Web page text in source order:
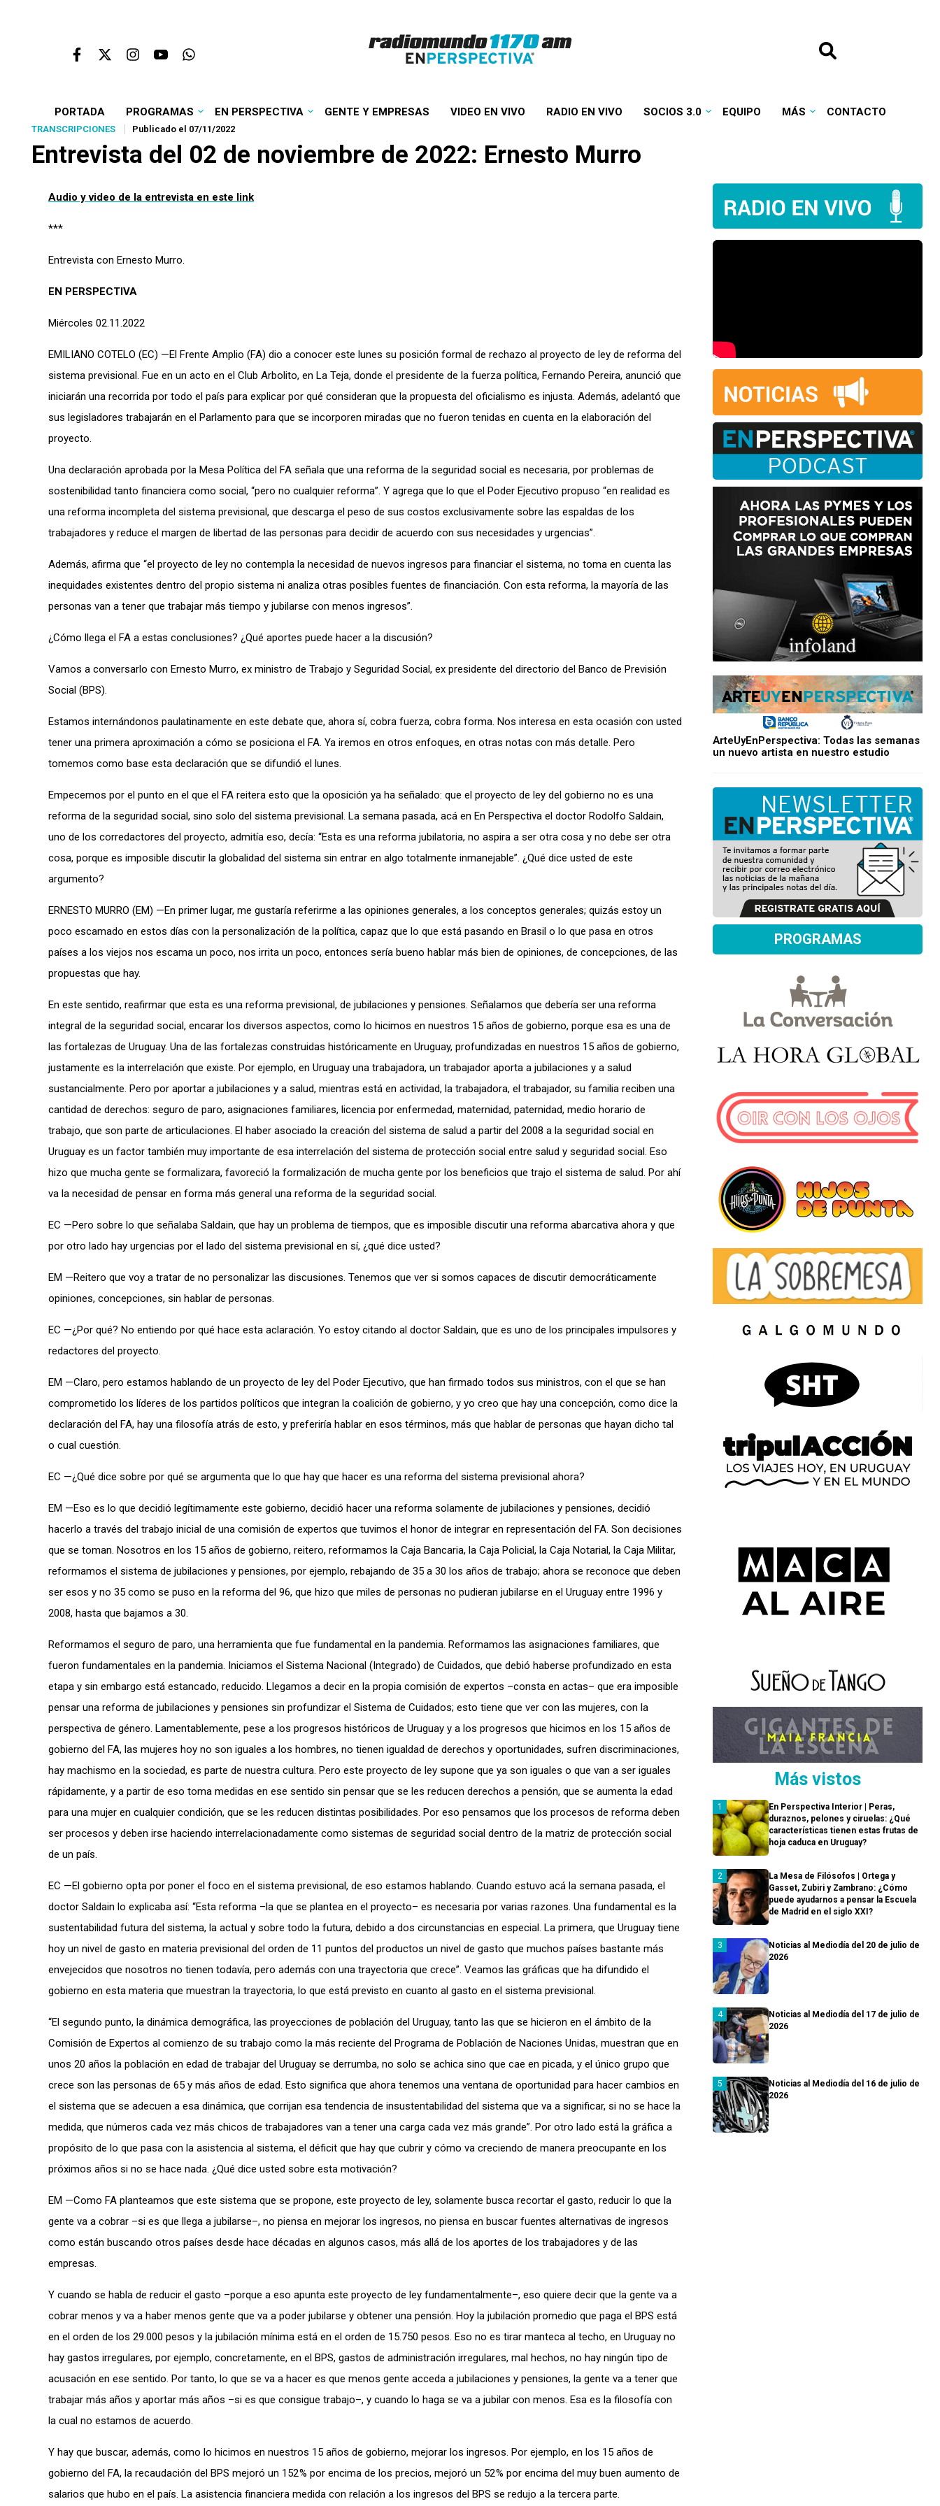
PORTADA PROGRAMAS EN PERSPECTIVA GENTE Y EMPRESAS VIDEO EN VIVO RADIO EN VIVO SOCIOS 3.0 EQUIPO MÁS CONTACTO
TRANSCRIPCIONES Publicado el 07/11/2022
Entrevista del 02 de noviembre de 2022: Ernesto Murro
Audio y video de la entrevista en este link
***
Entrevista con Ernesto Murro.
EN PERSPECTIVA
Miércoles 02.11.2022
EMILIANO COTELO (EC) —El Frente Amplio (FA) dio a conocer este lunes su posición formal de rechazo al proyecto de ley de reforma del
sistema previsional. Fue en un acto en el Club Arbolito, en La Teja, donde el presidente de la fuerza política, Fernando Pereira, anunció que
iniciarán una recorrida por todo el país para explicar por qué consideran que la propuesta del oficialismo es injusta. Además, adelantó que
sus legisladores trabajarán en el Parlamento para que se incorporen miradas que no fueron tenidas en cuenta en la elaboración del
proyecto.
Una declaración aprobada por la Mesa Política del FA señala que una reforma de la seguridad social es necesaria, por problemas de
sostenibilidad tanto financiera como social, “pero no cualquier reforma”. Y agrega que lo que el Poder Ejecutivo propuso “en realidad es
una reforma incompleta del sistema previsional, que descarga el peso de sus costos exclusivamente sobre las espaldas de los
trabajadores y reduce el margen de libertad de las personas para decidir de acuerdo con sus necesidades y urgencias”.
Además, afirma que “el proyecto de ley no contempla la necesidad de nuevos ingresos para financiar el sistema, no toma en cuenta las
inequidades existentes dentro del propio sistema ni analiza otras posibles fuentes de financiación. Con esta reforma, la mayoría de las
personas van a tener que trabajar más tiempo y jubilarse con menos ingresos”.
¿Cómo llega el FA a estas conclusiones? ¿Qué aportes puede hacer a la discusión?
Vamos a conversarlo con Ernesto Murro, ex ministro de Trabajo y Seguridad Social, ex presidente del directorio del Banco de Previsión
Social (BPS).
Estamos internándonos paulatinamente en este debate que, ahora sí, cobra fuerza, cobra forma. Nos interesa en esta ocasión con usted
tener una primera aproximación a cómo se posiciona el FA. Ya iremos en otros enfoques, en otras notas con más detalle. Pero
tomemos como base esta declaración que se difundió el lunes.
Empecemos por el punto en el que el FA reitera esto que la oposición ya ha señalado: que el proyecto de ley del gobierno no es una
reforma de la seguridad social, sino solo del sistema previsional. La semana pasada, acá en En Perspectiva el doctor Rodolfo Saldain,
uno de los corredactores del proyecto, admitía eso, decía: “Esta es una reforma jubilatoria, no aspira a ser otra cosa y no debe ser otra
cosa, porque es imposible discutir la globalidad del sistema sin entrar en algo totalmente inmanejable”. ¿Qué dice usted de este
argumento?
ERNESTO MURRO (EM) —En primer lugar, me gustaría referirme a las opiniones generales, a los conceptos generales; quizás estoy un
poco escamado en estos días con la personalización de la política, capaz que lo que está pasando en Brasil o lo que pasa en otros
países a los viejos nos escama un poco, nos irrita un poco, entonces sería bueno hablar más bien de opiniones, de concepciones, de las
propuestas que hay.
En este sentido, reafirmar que esta es una reforma previsional, de jubilaciones y pensiones. Señalamos que debería ser una reforma
integral de la seguridad social, encarar los diversos aspectos, como lo hicimos en nuestros 15 años de gobierno, porque esa es una de
las fortalezas de Uruguay. Una de las fortalezas construidas históricamente en Uruguay, profundizadas en nuestros 15 años de gobierno,
justamente es la interrelación que existe. Por ejemplo, en Uruguay una trabajadora, un trabajador aporta a jubilaciones y a salud
sustancialmente. Pero por aportar a jubilaciones y a salud, mientras está en actividad, la trabajadora, el trabajador, su familia reciben una
cantidad de derechos: seguro de paro, asignaciones familiares, licencia por enfermedad, maternidad, paternidad, medio horario de
trabajo, que son parte de articulaciones. El haber asociado la creación del sistema de salud a partir del 2008 a la seguridad social en
Uruguay es un factor también muy importante de esa interrelación del sistema de protección social entre salud y seguridad social. Eso
hizo que mucha gente se formalizara, favoreció la formalización de mucha gente por los beneficios que trajo el sistema de salud. Por ahí
va la necesidad de pensar en forma más general una reforma de la seguridad social.
EC —Pero sobre lo que señalaba Saldain, que hay un problema de tiempos, que es imposible discutir una reforma abarcativa ahora y que
por otro lado hay urgencias por el lado del sistema previsional en sí, ¿qué dice usted?
EM —Reitero que voy a tratar de no personalizar las discusiones. Tenemos que ver si somos capaces de discutir democráticamente
opiniones, concepciones, sin hablar de personas.
EC —¿Por qué? No entiendo por qué hace esta aclaración. Yo estoy citando al doctor Saldain, que es uno de los principales impulsores y
redactores del proyecto.
EM —Claro, pero estamos hablando de un proyecto de ley del Poder Ejecutivo, que han firmado todos sus ministros, con el que se han
comprometido los líderes de los partidos políticos que integran la coalición de gobierno, y yo creo que hay una concepción, como dice la
declaración del FA, hay una filosofía atrás de esto, y preferiría hablar en esos términos, más que hablar de personas que hayan dicho tal
o cual cuestión.
EC —¿Qué dice sobre por qué se argumenta que lo que hay que hacer es una reforma del sistema previsional ahora?
EM —Eso es lo que decidió legítimamente este gobierno, decidió hacer una reforma solamente de jubilaciones y pensiones, decidió
hacerlo a través del trabajo inicial de una comisión de expertos que tuvimos el honor de integrar en representación del FA. Son decisiones
que se toman. Nosotros en los 15 años de gobierno, reitero, reformamos la Caja Bancaria, la Caja Policial, la Caja Notarial, la Caja Militar,
reformamos el sistema de jubilaciones y pensiones, por ejemplo, rebajando de 35 a 30 los años de trabajo; ahora se reconoce que deben
ser esos y no 35 como se puso en la reforma del 96, que hizo que miles de personas no pudieran jubilarse en el Uruguay entre 1996 y
2008, hasta que bajamos a 30.
Reformamos el seguro de paro, una herramienta que fue fundamental en la pandemia. Reformamos las asignaciones familiares, que
fueron fundamentales en la pandemia. Iniciamos el Sistema Nacional (Integrado) de Cuidados, que debió haberse profundizado en esta
etapa y sin embargo está estancado, reducido. Llegamos a decir en la propia comisión de expertos –consta en actas– que era imposible
pensar una reforma de jubilaciones y pensiones sin profundizar el Sistema de Cuidados; esto tiene que ver con las mujeres, con la
perspectiva de género. Lamentablemente, pese a los progresos históricos de Uruguay y a los progresos que hicimos en los 15 años de
gobierno del FA, las mujeres hoy no son iguales a los hombres, no tienen igualdad de derechos y oportunidades, sufren discriminaciones,
hay machismo en la sociedad, es parte de nuestra cultura. Pero este proyecto de ley supone que ya son iguales o que van a ser iguales
rápidamente, y a partir de eso toma medidas en ese sentido sin pensar que se les reducen derechos a pensión, que se aumenta la edad
para una mujer en cualquier condición, que se les reducen distintas posibilidades. Por eso pensamos que los procesos de reforma deben
ser procesos y deben irse haciendo interrelacionadamente como sistemas de seguridad social dentro de la matriz de protección social
de un país.
EC —El gobierno opta por poner el foco en el sistema previsional, de eso estamos hablando. Cuando estuvo acá la semana pasada, el
doctor Saldain lo explicaba así: “Esta reforma –la que se plantea en el proyecto– es necesaria por varias razones. Una fundamental es la
sustentabilidad futura del sistema, la actual y sobre todo la futura, debido a dos circunstancias en especial. La primera, que Uruguay tiene
hoy un nivel de gasto en materia previsional del orden de 11 puntos del productos un nivel de gasto que muchos países bastante más
envejecidos que nosotros no tienen todavía, pero además con una trayectoria que crece”. Veamos las gráficas que ha difundido el
gobierno en esta materia que muestran la trayectoria, lo que está previsto en cuanto al gasto en el sistema previsional.
“El segundo punto, la dinámica demográfica, las proyecciones de población del Uruguay, tanto las que se hicieron en el ámbito de la
Comisión de Expertos al comienzo de su trabajo como la más reciente del Programa de Población de Naciones Unidas, muestran que en
unos 20 años la población en edad de trabajar del Uruguay se derrumba, no solo se achica sino que cae en picada, y el único grupo que
crece son las personas de 65 y más años de edad. Esto significa que ahora tenemos una ventana de oportunidad para hacer cambios en
el sistema que se adecuen a esa dinámica, que corrijan esa tendencia de insustentabilidad del sistema que va a significar, si no se hace la
medida, que números cada vez más chicos de trabajadores van a tener una carga cada vez más grande”. Por otro lado está la gráfica a
propósito de lo que pasa con la asistencia al sistema, el déficit que hay que cubrir y cómo va creciendo de manera preocupante en los
próximos años si no se hace nada. ¿Qué dice usted sobre esta motivación?
EM —Como FA planteamos que este sistema que se propone, este proyecto de ley, solamente busca recortar el gasto, reducir lo que la
gente va a cobrar –si es que llega a jubilarse–, no piensa en mejorar los ingresos, no piensa en buscar fuentes alternativas de ingresos
como están buscando otros países desde hace décadas en algunos casos, más allá de los aportes de los trabajadores y de las
empresas.
Y cuando se habla de reducir el gasto –porque a eso apunta este proyecto de ley fundamentalmente–, eso quiere decir que la gente va a
cobrar menos y va a haber menos gente que va a poder jubilarse y obtener una pensión. Hoy la jubilación promedio que paga el BPS está
en el orden de los 29.000 pesos y la jubilación mínima está en el orden de 15.750 pesos. Eso no es tirar manteca al techo, en Uruguay no
hay gastos irregulares, por ejemplo, concretamente, en el BPS, gastos de administración irregulares, mal hechos, no hay ningún tipo de
acusación en ese sentido. Por tanto, lo que se va a hacer es que menos gente acceda a jubilaciones y pensiones, la gente va a tener que
trabajar más años y aportar más años –si es que consigue trabajo–, y cuando lo haga se va a jubilar con menos. Esa es la filosofía con
la cual no estamos de acuerdo.
Y hay que buscar, además, como lo hicimos en nuestros 15 años de gobierno, mejorar los ingresos. Por ejemplo, en los 15 años de
gobierno del FA, la recaudación del BPS mejoró un 152 % por encima de los precios, mejoró un 52 % por encima del muy buen aumento de
salarios que hubo en el país. La asistencia financiera medida con relación a los ingresos del BPS se redujo a la tercera parte.
ArteUyEnPerspectiva: Todas las semanas
un nuevo artista en nuestro estudio
PROGRAMAS
Más vistos
En Perspectiva Interior | Peras,
duraznos, pelones y ciruelas: ¿Qué
características tienen estas frutas de
hoja caduca en Uruguay?
La Mesa de Filósofos | Ortega y
Gasset, Zubiri y Zambrano: ¿Cómo
puede ayudarnos a pensar la Escuela
de Madrid en el siglo XXI?
Noticias al Mediodía del 20 de julio de
2026
Noticias al Mediodía del 17 de julio de
2026
Noticias al Mediodía del 16 de julio de
2026